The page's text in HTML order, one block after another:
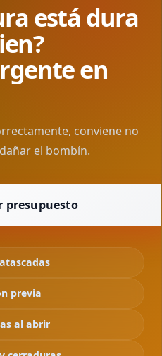
está dura
en
conviene no
el bombín.
presupuesto
previa
al abrir